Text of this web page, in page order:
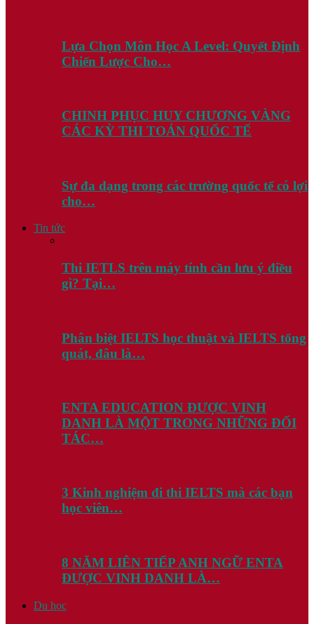
Lựa Chọn Môn Học A Level: Quyết Định
Chiến Lược Cho…
CHINH PHỤC HUY CHƯƠNG VÀNG
CÁC KỲ THI TOÁN QUỐC TẾ
Sự đa dạng trong các trường quốc tế có lợi
cho…
Tin tức
Thi IETLS trên máy tính cần lưu ý điều
gì? Tại…
Phân biệt IELTS học thuật và IELTS tổng
quát, đâu là…
ENTA EDUCATION ĐƯỢC VINH
DANH LÀ MỘT TRONG NHỮNG ĐỐI
TÁC…
3 Kinh nghiệm đi thi IELTS mà các bạn
học viên…
8 NĂM LIÊN TIẾP ANH NGỮ ENTA
ĐƯỢC VINH DANH LÀ…
Du học